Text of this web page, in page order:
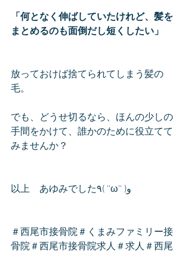
「何となく伸ばしていたけれど、髪を
まとめるのも面倒だし短くしたい」
放っておけば捨てられてしまう髪の
毛。
でも、どうせ切るなら、ほんの少しの
手間をかけて、誰かのために役立てて
みませんか？
以上　あゆみでした٩( ''ω'' )و
＃西尾市接骨院＃くまみファミリー接
骨院＃西尾市接骨院求人＃求人＃西尾